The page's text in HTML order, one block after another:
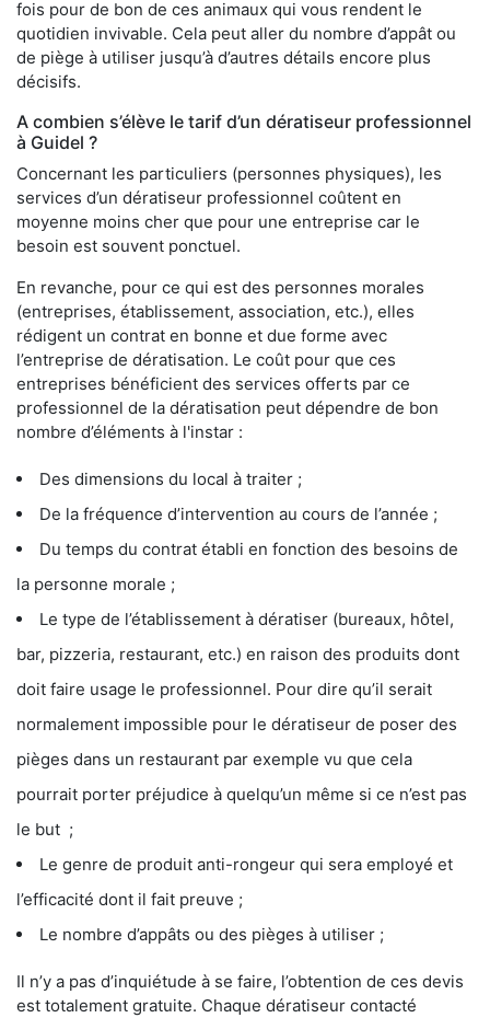
fois pour de bon de ces animaux qui vous rendent le
quotidien invivable. Cela peut aller du nombre d’appât ou
de piège à utiliser jusqu’à d’autres détails encore plus
décisifs.
A combien s’élève le tarif d’un dératiseur professionnel
à Guidel ?
Concernant les particuliers (personnes physiques), les
services d’un dératiseur professionnel coûtent en
moyenne moins cher que pour une entreprise car le
besoin est souvent ponctuel.
En revanche, pour ce qui est des personnes morales
(entreprises, établissement, association, etc.), elles
rédigent un contrat en bonne et due forme avec
l’entreprise de dératisation. Le coût pour que ces
entreprises bénéficient des services offerts par ce
professionnel de la dératisation peut dépendre de bon
nombre d’éléments à l'instar :
Des dimensions du local à traiter ;
De la fréquence d’intervention au cours de l’année ;
Du temps du contrat établi en fonction des besoins de
la personne morale ;
Le type de l’établissement à dératiser (bureaux, hôtel,
bar, pizzeria, restaurant, etc.) en raison des produits dont
doit faire usage le professionnel. Pour dire qu’il serait
normalement impossible pour le dératiseur de poser des
pièges dans un restaurant par exemple vu que cela
pourrait porter préjudice à quelqu’un même si ce n’est pas
le but ;
Le genre de produit anti-rongeur qui sera employé et
l’efficacité dont il fait preuve ;
Le nombre d’appâts ou des pièges à utiliser ;
Il n’y a pas d’inquiétude à se faire, l’obtention de ces devis
est totalement gratuite. Chaque dératiseur contacté